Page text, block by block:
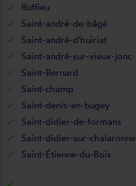
Ruffieu
Saint-andré-de-bâgé
Saint-andré-d'huiriat
Saint-andré-sur-vieux-jonc
Saint-Bernard
Saint-champ
Saint-denis-en-bugey
Saint-didier-de-formans
Saint-didier-sur-chalaronne
Saint-Étienne-du-Bois